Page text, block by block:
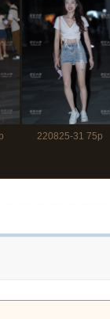
220825-31 75p